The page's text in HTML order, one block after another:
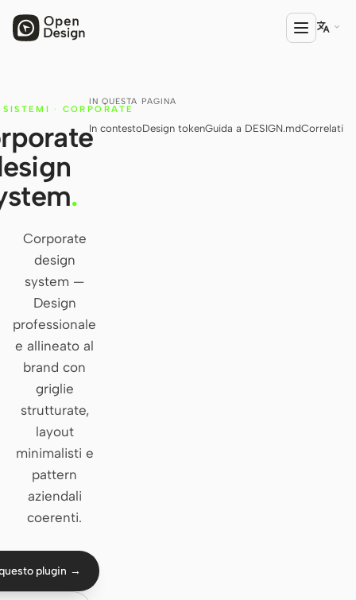
PRODOTTO
Open Design
HTML Anything
HTML Video
Open Design Plugin
Codex
Cursor Agent
Claude Code
OpenCode
Gemini CLI
Qwen Code
Grok Build

IN QUESTA PAGINA
In contestoDesign tokenGuida a DESIGN.mdCorrelati
SISTEMI · CORPORATE
.
Corporate
design
system —
Design
professionale
e allineato al
brand con
griglie
strutturate,
layout
minimalisti e
pattern
aziendali
coerenti.
plugin →